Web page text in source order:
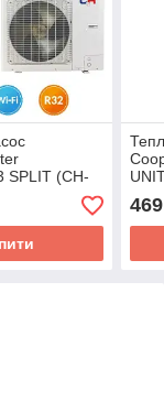
SPLIT (CH-
CH-